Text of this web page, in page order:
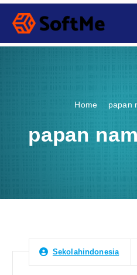
S
p
Home papan
papan
Sekolahindonesia